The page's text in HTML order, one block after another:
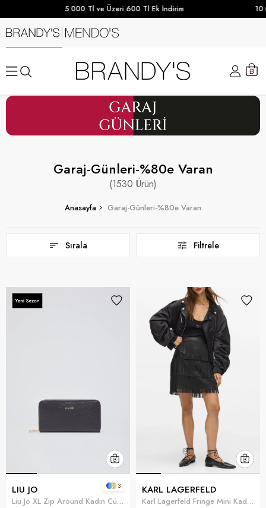
5.000 Tl ve Üzeri 600 Tl Ek İndirim 10.000 TL
Garaj-Günleri-%80e Varan
1530
Anasayfa Garaj-Günleri-%80e Varan
Filtrele
Sırala
LIU JO
Liu Jo XL Zip Around Kadın Cüzdan Siyah
3 KARL LAGERFELD
Karl Lagerfeld Fringe Mini Kadın Etek Siyah